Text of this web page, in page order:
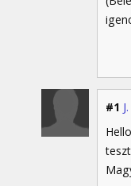
#1